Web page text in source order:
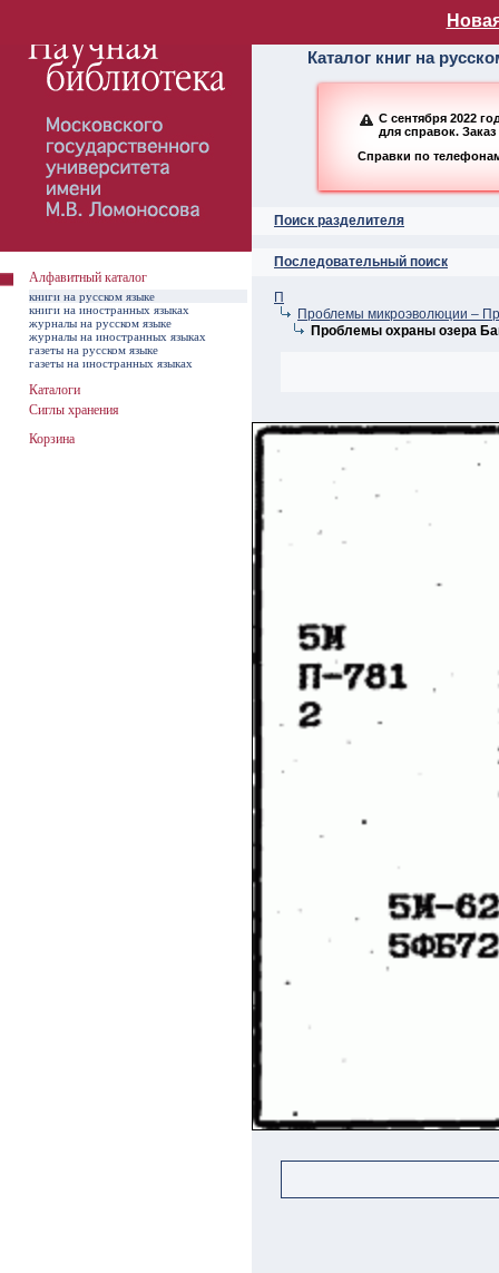
Алфавитный
Каталог книг на
С сентября 2022
для справок.
Справки по
Поиск разделителя
Последовательный поиск
П
Проблемы микроэволюции –
Проблемы охраны озера
Алфавитный каталог
книги на русском языке
книги на иностранных языках
журналы на русском языке
журналы на иностранных языках
газеты на русском языке
газеты на иностранных языках
Каталоги
Сиглы хранения
Корзина